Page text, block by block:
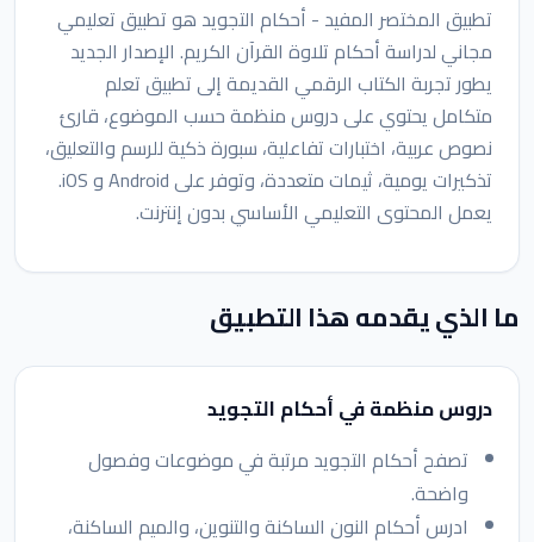
تطبيق المختصر المفيد - أحكام التجويد هو تطبيق تعليمي
مجاني لدراسة أحكام تلاوة القرآن الكريم. الإصدار الجديد
يطور تجربة الكتاب الرقمي القديمة إلى تطبيق تعلم
متكامل يحتوي على دروس منظمة حسب الموضوع، قارئ
نصوص عربية، اختبارات تفاعلية، سبورة ذكية للرسم والتعليق،
تذكيرات يومية، ثيمات متعددة، وتوفر على Android و iOS.
يعمل المحتوى التعليمي الأساسي بدون إنترنت.
ما الذي يقدمه هذا التطبيق
دروس منظمة في أحكام التجويد
تصفح أحكام التجويد مرتبة في موضوعات وفصول
واضحة.
ادرس أحكام النون الساكنة والتنوين، والميم الساكنة،